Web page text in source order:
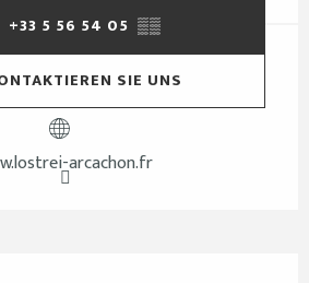
+33 5 56 54 05 ▒▒
SIE UNS
arcachon.fr